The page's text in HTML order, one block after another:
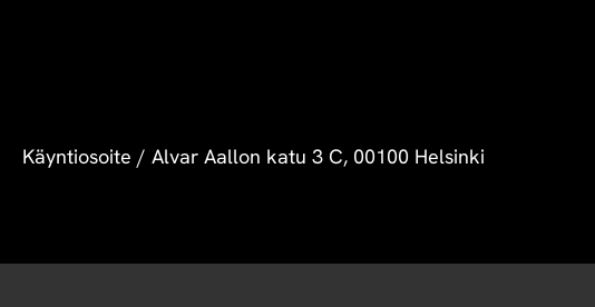
Käyntiosoite / Alvar Aallon katu 3 C, 00100 Helsinki